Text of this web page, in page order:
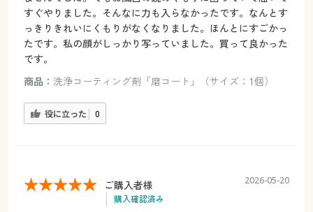
すぐやりました。そんなに力も入らなかったです。なんとす
っきりきれいにくもりがなくなりました。ほんとにすごかっ
たです。私の顔がしっかり写っていました。買って良かった
です。
商品： 洗浄コーティング剤「磨コート」（サイズ：1個）
役に立った 0
ご購入者様
購入確認済み
2026-05-20